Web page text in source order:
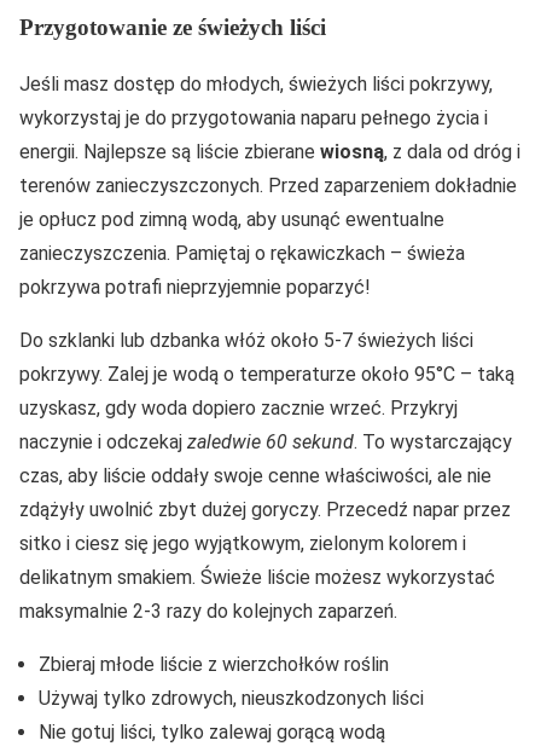
Przygotowanie ze świeżych liści
Jeśli masz dostęp do młodych, świeżych liści pokrzywy,
wykorzystaj je do przygotowania naparu pełnego życia i
energii. Najlepsze są liście zbierane wiosną, z dala od dróg i
terenów zanieczyszczonych. Przed zaparzeniem dokładnie
je opłucz pod zimną wodą, aby usunąć ewentualne
zanieczyszczenia. Pamiętaj o rękawiczkach – świeża
pokrzywa potrafi nieprzyjemnie poparzyć!
Do szklanki lub dzbanka włóż około 5-7 świeżych liści
pokrzywy. Zalej je wodą o temperaturze około 95°C – taką
uzyskasz, gdy woda dopiero zacznie wrzeć. Przykryj
naczynie i odczekaj zaledwie 60 sekund. To wystarczający
czas, aby liście oddały swoje cenne właściwości, ale nie
zdążyły uwolnić zbyt dużej goryczy. Przecedź napar przez
sitko i ciesz się jego wyjątkowym, zielonym kolorem i
delikatnym smakiem. Świeże liście możesz wykorzystać
maksymalnie 2-3 razy do kolejnych zaparzeń.
Zbieraj młode liście z wierzchołków roślin
Używaj tylko zdrowych, nieuszkodzonych liści
Nie gotuj liści, tylko zalewaj gorącą wodą